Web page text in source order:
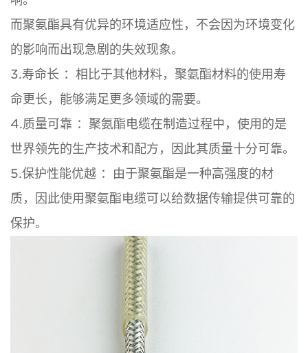
而聚氨酯具有优异的环境适应性，不会因为环境变化
的影响而出现急剧的失效现象。
3.寿命长 ：相比于其他材料，聚氨酯材料的使用寿
命更长，能够满足更多领域的需要。
4.质量可靠 ：聚氨酯电缆在制造过程中，使用的是
世界领先的生产技术和配方，因此其质量十分可靠。
5.保护性能优越 ：由于聚氨酯是一种高强度的材
质，因此使用聚氨酯电缆可以给数据传输提供可靠的
保护。